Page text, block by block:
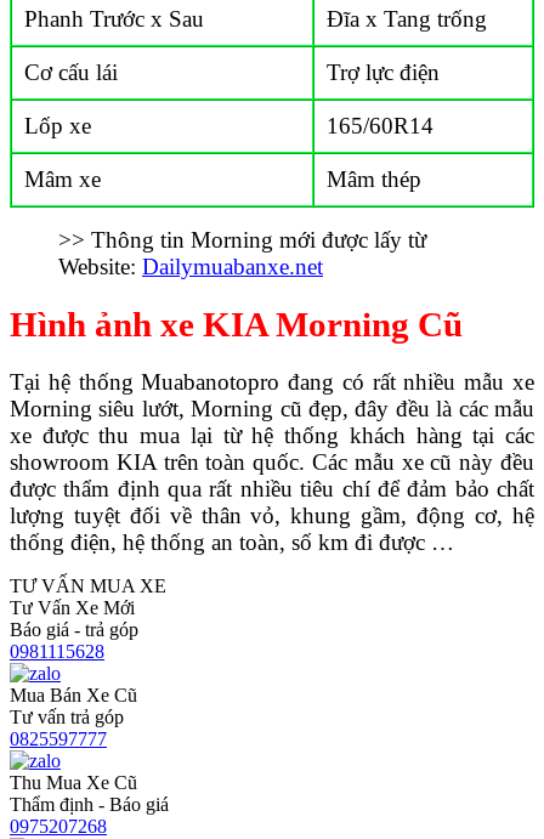
Phanh Trước x Sau Đĩa x Tang trống
Cơ cấu lái Trợ lực điện
Lốp xe 165/60R14
Mâm xe Mâm thép
>> Thông tin Morning mới được lấy từ
Website: Dailymuabanxe.net
Hình ảnh xe KIA Morning Cũ
Tại hệ thống Muabanotopro đang có rất nhiều mẫu xe
Morning siêu lướt, Morning cũ đẹp, đây đều là các mẫu
xe được thu mua lại từ hệ thống khách hàng tại các
showroom KIA trên toàn quốc. Các mẫu xe cũ này đều
được thẩm định qua rất nhiều tiêu chí để đảm bảo chất
lượng tuyệt đối về thân vỏ, khung gầm, động cơ, hệ
thống điện, hệ thống an toàn, số km đi được …
TƯ VẤN MUA XE
Tư Vấn Xe Mới
Báo giá - trả góp
0981115628
Mua Bán Xe Cũ
Tư vấn trả góp
0825597777
Thu Mua Xe Cũ
Thẩm định - Báo giá
0975207268